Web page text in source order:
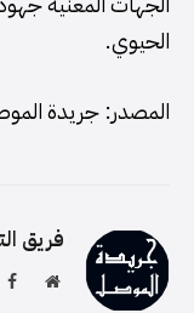
الحيوي.
المصدر: جريدة
فريق
موقع